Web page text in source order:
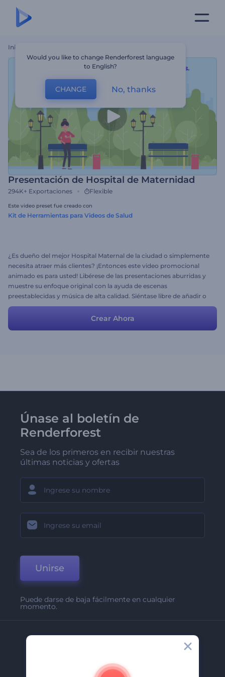
Inicio
Presentación de Hospital de Maternidad
294K+ Exportaciones Flexible
Este video preset fue creado con
Kit de Herramientas para Videos de Salud
¿Es dueño del mejor Hospital Maternal de la ciudad o simplemente
necesita atraer más clientes? ¡Entonces este video promocional
animado es para usted! Libérese de las presentaciones aburridas y
muestre su enfoque original con la ayuda de escenas
preestablecidas y música de alta calidad. Siéntase libre de añadir o
editar información personal y descargue su video promocional
atractivo. ¡Las madres del futuro esperan por usted!
Crear Ahora
Únase al boletín de
Renderforest
Sea de los primeros en recibir nuestras
últimas noticias y ofertas
Unirse
Puede darse de baja fácilmente en cualquier
momento.
Would you like to change Renderforest language
to English?
CHANGE No, thanks